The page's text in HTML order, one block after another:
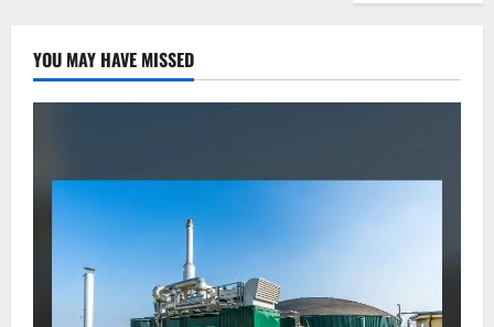
YOU MAY HAVE MISSED